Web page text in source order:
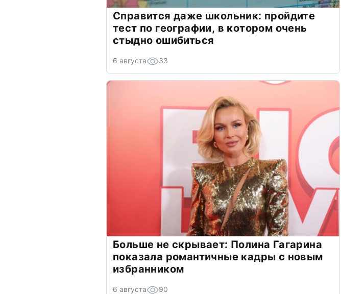
Справится даже школьник: пройдите
тест по географии, в котором очень
стыдно ошибиться
6 августа 33
Больше не скрывает: Полина Гагарина
показала романтичные кадры с новым
избранником
6 августа 90